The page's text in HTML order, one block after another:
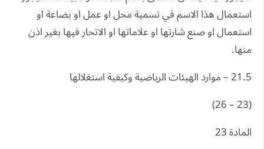
استعمال هذا الاسم في تسمية محل او عمل او بضاعة او
استعمال او صنع شارتها او علاماتها او الاتحار فيها بغير اذن
منها.
21.5 – موارد الهيئات الرياضية وكيفية استغلالها
(23 – 26)
المادة 23